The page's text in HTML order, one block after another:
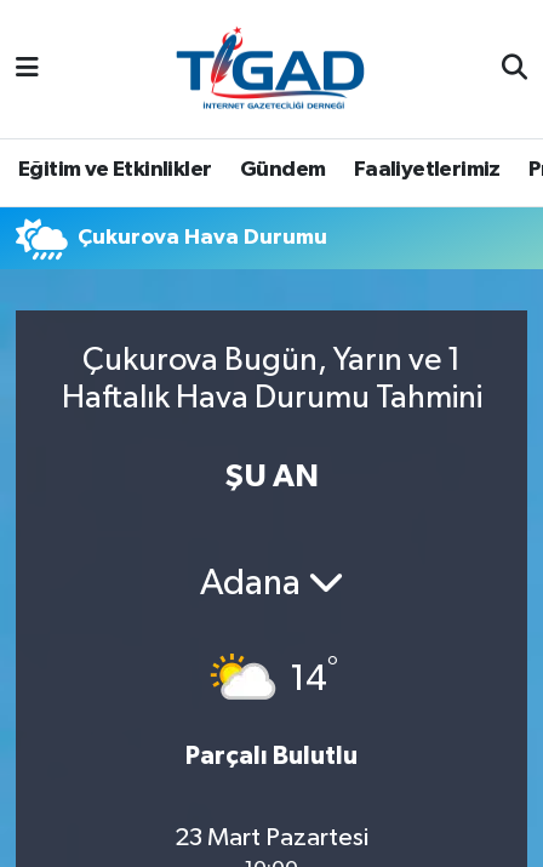
Eğitim ve Etkinlikler Gündem Faaliyetlerimiz
Çukurova Hava Durumu
Çukurova Bugün, Yarın ve 1
Haftalık Hava Durumu Tahmini
ŞU AN
Adana
14°
Parçalı Bulutlu
23 Mart Pazartesi
Nöbetçi Eczaneler
Tüm Manşetler
Son Dakika Haberleri